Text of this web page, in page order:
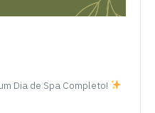
Dia de Spa Completo!